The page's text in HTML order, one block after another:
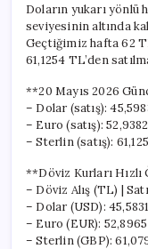
Doların yukarı
seviyesinin altında
Geçtiğimiz hafta 62
61,1254 TL’den
**20 Mayıs 2026
– Dolar (satış):
– Euro (satış):
– Sterlin (satış):
**Döviz Kurları
– Döviz Alış (TL) |
– Dolar (USD):
– Euro (EUR):
– Sterlin (GBP):